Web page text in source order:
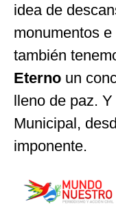
idea de
monumentos
también
Eterno un
lleno de paz.
Municipal,
imponente.